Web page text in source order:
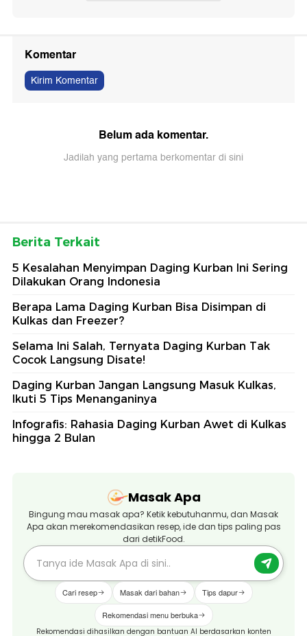
Komentar
Kirim Komentar
Belum ada komentar.
Jadilah yang pertama berkomentar di sini
Berita Terkait
5 Kesalahan Menyimpan Daging Kurban Ini Sering
Dilakukan Orang Indonesia
Berapa Lama Daging Kurban Bisa Disimpan di
Kulkas dan Freezer?
Selama Ini Salah, Ternyata Daging Kurban Tak
Cocok Langsung Disate!
Daging Kurban Jangan Langsung Masuk Kulkas,
Ikuti 5 Tips Menanganinya
Infografis: Rahasia Daging Kurban Awet di Kulkas
hingga 2 Bulan
Masak Apa
Bingung mau masak apa? Ketik kebutuhanmu, dan Masak
Apa akan merekomendasikan resep, ide dan tips paling pas
dari detikFood.
Cari resep Masak dari bahan Tips dapur
Rekomendasi menu berbuka
Rekomendasi dihasilkan dengan bantuan AI berdasarkan konten